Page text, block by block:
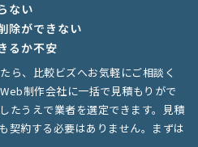
ない
除ができない
るか不安
ら、比較ビズへお気軽にご相談く
制作会社に一括で見積もりがで
たうえで業者を選定できます。見積
契約する必要はありません。まずは